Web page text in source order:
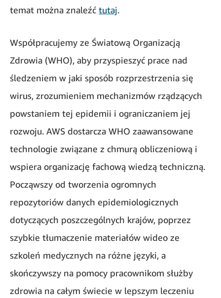
temat można znaleźć tutaj.
Współpracujemy ze Światową Organizacją
Zdrowia (WHO), aby przyspieszyć prace nad
śledzeniem w jaki sposób rozprzestrzenia się
wirus, zrozumieniem mechanizmów rządzących
powstaniem tej epidemii i ograniczaniem jej
rozwoju. AWS dostarcza WHO zaawansowane
technologie związane z chmurą obliczeniową i
wspiera organizację fachową wiedzą techniczną.
Począwszy od tworzenia ogromnych
repozytoriów danych epidemiologicznych
dotyczących poszczególnych krajów, poprzez
szybkie tłumaczenie materiałów wideo ze
szkoleń medycznych na różne języki, a
skończywszy na pomocy pracownikom służby
zdrowia na całym świecie w lepszym leczeniu